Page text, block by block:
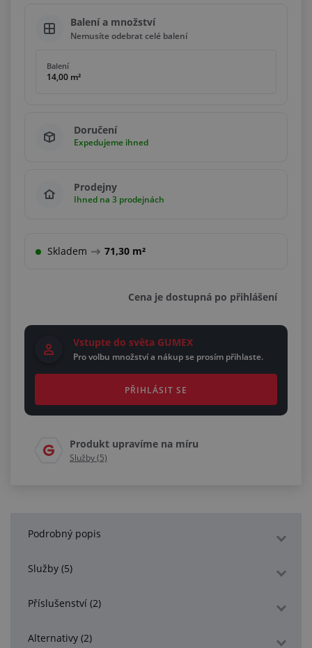
Balení a množství
Nemusíte odebrat celé balení
Balení
14,00 m²
Doručení
Expedujeme ihned
Prodejny
Ihned na 3 prodejnách
Skladem 71,30 m²
Cena je dostupná po přihlášení
Vstupte do světa GUMEX
Pro volbu množství a nákup se prosím přihlaste.
PŘIHLÁSIT SE
Produkt upravíme na míru
Služby (5)
Podrobný popis
Služby (5)
Příslušenství (2)
Alternativy (2)